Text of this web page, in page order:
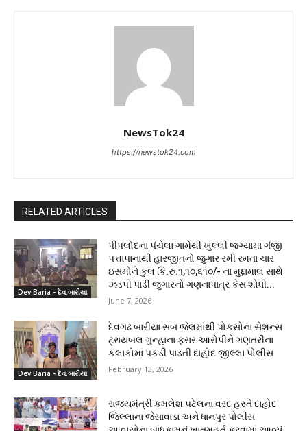
NewsTok24
https://newstok24.com
RELATED ARTICLES
Dev Baria - દેવ.બારીયા
પીપલોદના પંચેલા ગામેથી ખુલ્લી જગ્યામા ગંજી
પત્તાપાનાથી હારજીતનો જુગાર રમી રમતા ચાર
ઇસમોને કુલ કિ.રુ.૧,૧૦,૬૧૦/- ના મુદ્દામાલ સાથે
ઝડપી પાડી જુગારનો ગણનાપાત્ર કેસ શોધી...
June 7, 2026
Dev Baria - દેવ.બારીયા
દેવગઢ બારીયા સબ જેલમાંથી પોકસોના સેશન્સ
ટ્રાયબલ ગુન્હાના ફરાર આરોપીને ગણતરીના
કલાકોમાં પકડી પાડતી દાહોદ જીલ્લા પોલીસ
February 13, 2026
રાજ્યમંત્રી કમલેશ પટેલના વરદ હસ્તે દાહોદ
જિલ્લાના જેસાવાડા અને ધાનપુર પોલીસ